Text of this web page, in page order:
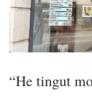
“He tingut